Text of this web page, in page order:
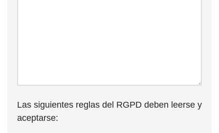
Las siguientes reglas del RGPD deben leerse y
aceptarse: